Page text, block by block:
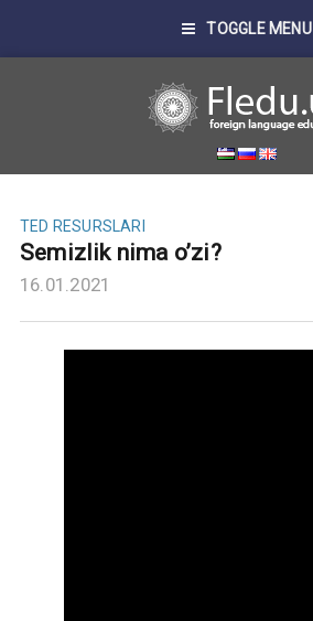
TOGGLE MENU
TED RESURSLARI
Semizlik nima o’zi?
16.01.2021